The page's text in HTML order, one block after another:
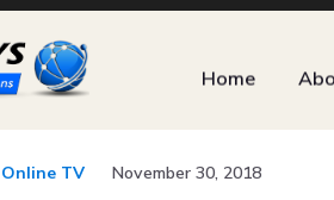
Home
Online TV November 30, 2018